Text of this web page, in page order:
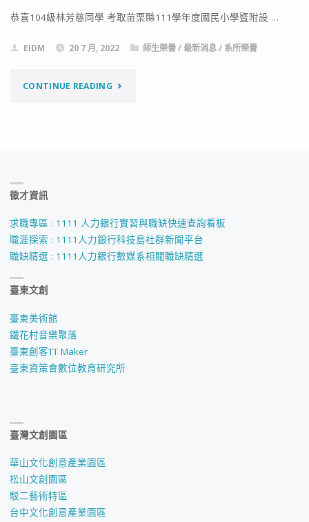
恭喜104級林芳慈同學 考取苗栗縣111學年度國民小學暨附設 …
EIDM 20 7 月, 2022 師生榮譽/最新消息/ 系所榮譽
CONTINUE READING"【金
賀
104
慈
徵才資訊
求職專區 : 1111 人力銀行實習與職缺快速查詢看板
職涯探索 : 1111人力銀行科技島社群新聞平台
職缺精選 : 1111人力銀行數媒系相關職缺精選
臺東文創
臺東美術館
鐵花村音樂聚落
臺東創客TT Maker
臺東資策會數位教育研究所
臺灣文創園區
華山文化創意產業園區
松山文創園區
駁二藝術特區
台中文化創意產業園區